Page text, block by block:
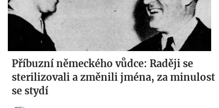
Příbuzní německého vůdce: Raději se
sterilizovali a změnili jména, za minulost
se stydí